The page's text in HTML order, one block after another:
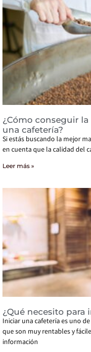
¿Cómo conseguir
una cafetería?
Si estás buscando la mejor
en cuenta que la calidad del
Leer más »
¿Qué necesito para
Iniciar una cafetería es uno
que son muy rentables y
información